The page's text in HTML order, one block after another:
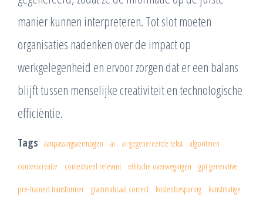
manier kunnen interpreteren. Tot slot moeten
organisaties nadenken over de impact op
werkgelegenheid en ervoor zorgen dat er een balans
blijft tussen menselijke creativiteit en technologische
efficiëntie.
Tags aanpassingsvermogen ai ai-gegenereerde tekst algoritmen
contentcreatie contextueel relevant ethische overwegingen gpt generative
pre-trained transformer grammaticaal correct kostenbesparing kunstmatige